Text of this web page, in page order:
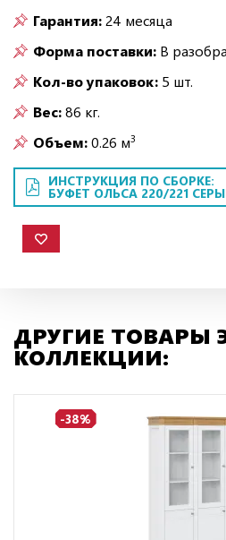
Гарантия:24 месяца
Форма поставки: В
Кол-во упаковок: 5 шт.
Вес:86 кг.
Объем:0.26 м3
ИНСТРУКЦИЯ ПО СБОРКЕ:
БУФЕТ ОЛЬСА 220/221
ДРУГИЕ ТОВАРЫ
КОЛЛЕКЦИИ:
-38%